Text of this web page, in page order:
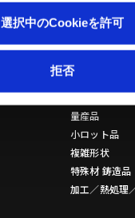
選択中のCookieを許可
拒否
量産品
小ロット品
複雑形状
特殊材 鋳造品
加工／熱処理